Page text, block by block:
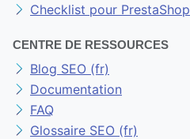
Checklist pour PrestaShop
CENTRE DE RESSOURCES
Blog SEO (fr)
Documentation
FAQ
Glossaire SEO (fr)